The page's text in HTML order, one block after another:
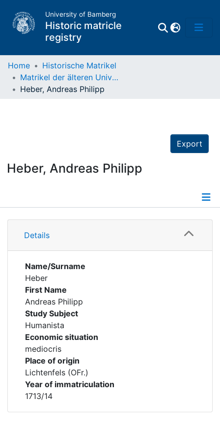
University of Bamberg
Historic matricle
registry
Matrikel
Home
Historische Matrikel
Matrikel der älteren Universität
Heber, Andreas Philipp
Export
Heber, Andreas Philipp
Details
Details
Name/Surname
Heber
First Name
Andreas Philipp
Study Subject
Humanista
Economic situation
mediocris
Place of origin
Lichtenfels (OFr.)
Year of immatriculation
1713/14